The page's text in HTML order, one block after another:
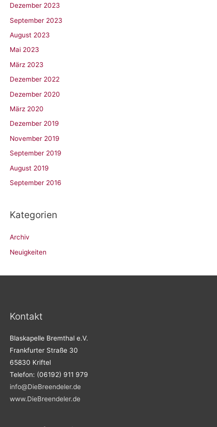
Dezember 2023
September 2023
August 2023
Mai 2023
März 2023
Dezember 2022
Dezember 2020
März 2020
Dezember 2019
November 2019
September 2019
August 2019
September 2016
Kategorien
Archiv
Neuigkeiten
Kontakt
Blaskapelle Bremthal e.V.
Frankfurter Straße 30
65830 Kriftel
Telefon: (06192) 911 979
info@DieBreendeler.de
www.DieBreendeler.de